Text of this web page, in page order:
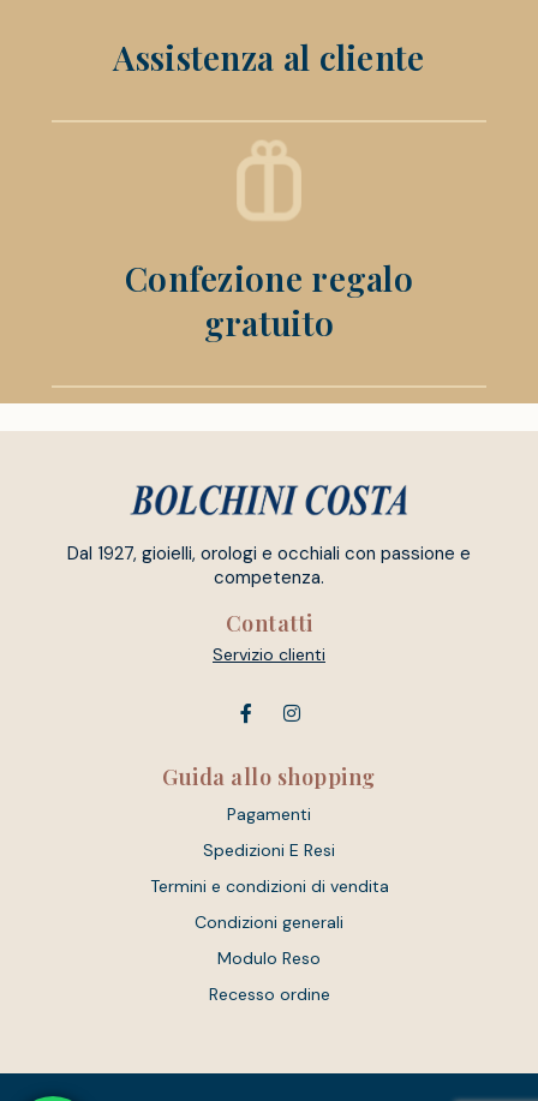
Assistenza al cliente
Confezione regalo
gratuito
Dal 1927, gioielli, orologi e occhiali con passione e
competenza.
Contatti
Servizio clienti
Guida allo shopping
Pagamenti
Spedizioni E Resi
Termini e condizioni di vendita
Condizioni generali
Modulo Reso
Recesso ordine